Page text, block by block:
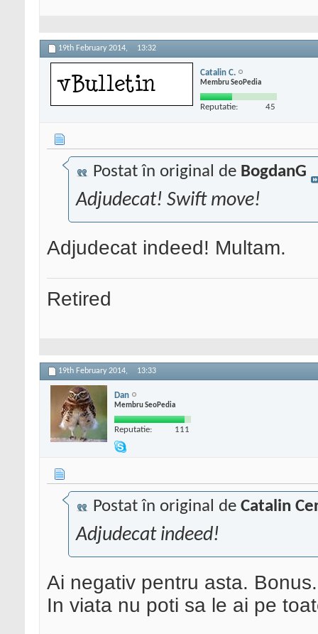
19th February 2014, 13:32
Catalin C.
Membru SeoPedia
Reputatie: 45
Postat în original de BogdanG
Adjudecat! Swift move!
Adjudecat indeed! Multam.
Retired
19th February 2014, 13:33
Dan
Membru SeoPedia
Reputatie: 111
Postat în original de Catalin
Adjudecat indeed!
Ai negativ pentru asta. Bonus.
In viata nu poti sa le ai pe